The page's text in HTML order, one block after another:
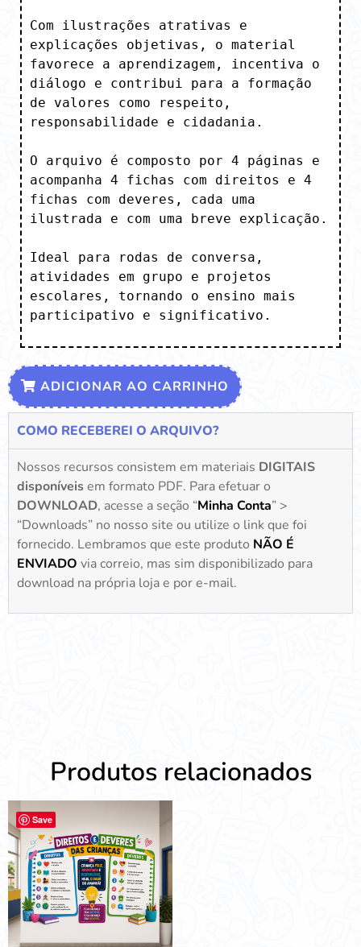
Com ilustrações atrativas e
explicações objetivas, o material
favorece a aprendizagem, incentiva o
diálogo e contribui para a formação
de valores como respeito,
responsabilidade e cidadania.
O arquivo é composto por 4 páginas e
acompanha 4 fichas com direitos e 4
fichas com deveres, cada uma
ilustrada e com uma breve explicação.
Ideal para rodas de conversa,
atividades em grupo e projetos
escolares, tornando o ensino mais
participativo e significativo.
ADICIONAR AO CARRINHO
COMO RECEBEREI O ARQUIVO?
Nossos recursos consistem em materiais DIGITAIS
disponíveisem formato PDF. Para efetuar o
DOWNLOAD, acesse a seção “Minha Conta” >
“Downloads” no nosso site ou utilize o link que foi
fornecido. Lembramos que este produto NÃO É
ENVIADO via correio, mas sim disponibilizado para
download na própria loja e por e-mail.
Produtos relacionados
Save